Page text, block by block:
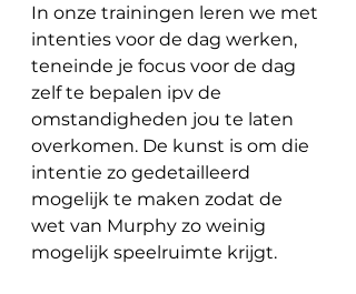
In onze trainingen leren we met
intenties voor de dag werken,
teneinde je focus voor de dag
zelf te bepalen ipv de
omstandigheden jou te laten
overkomen. De kunst is om die
intentie zo gedetailleerd
mogelijk te maken zodat de
wet van Murphy zo weinig
mogelijk speelruimte krijgt.